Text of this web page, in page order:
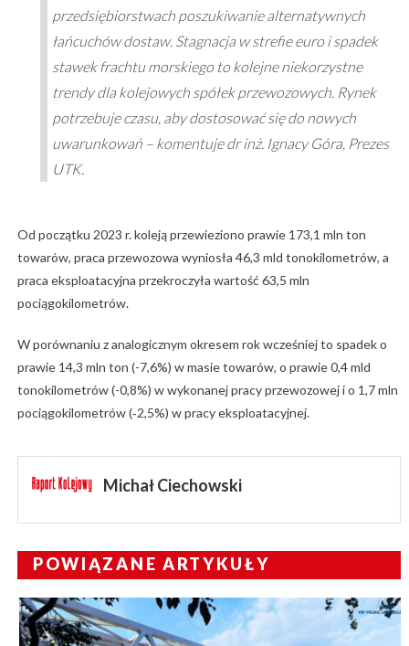
przedsiębiorstwach poszukiwanie alternatywnych
łańcuchów dostaw. Stagnacja w strefie euro i spadek
stawek frachtu morskiego to kolejne niekorzystne
trendy dla kolejowych spółek przewozowych. Rynek
potrzebuje czasu, aby dostosować się do nowych
uwarunkowań – komentuje dr inż. Ignacy Góra, Prezes
UTK.
Od początku 2023 r. koleją przewieziono prawie 173,1 mln ton
towarów, praca przewozowa wyniosła 46,3 mld tonokilometrów, a
praca eksploatacyjna przekroczyła wartość 63,5 mln
pociągokilometrów.
W porównaniu z analogicznym okresem rok wcześniej to spadek o
prawie 14,3 mln ton (-7,6%) w masie towarów, o prawie 0,4 mld
tonokilometrów (-0,8%) w wykonanej pracy przewozowej i o 1,7 mln
pociągokilometrów (‑2,5%) w pracy eksploatacyjnej.
Michał Ciechowski
POWIĄZANE ARTYKUŁY